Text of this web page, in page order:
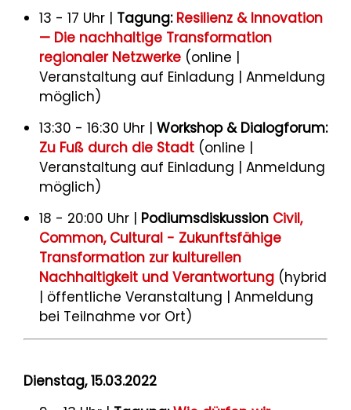
13 - 17 Uhr | Tagung: Resilienz & Innovation
— Die nachhaltige Transformation
regionaler Netzwerke (online |
Veranstaltung auf Einladung | Anmeldung
möglich)
13:30 - 16:30 Uhr | Workshop & Dialogforum:
Zu Fuß durch die Stadt (online |
Veranstaltung auf Einladung | Anmeldung
möglich)
18 - 20:00 Uhr | Podiumsdiskussion Civil,
Common, Cultural - Zukunftsfähige
Transformation zur kulturellen
Nachhaltigkeit und Verantwortung (hybrid
| öffentliche Veranstaltung | Anmeldung
bei Teilnahme vor Ort)
Dienstag, 15.03.2022